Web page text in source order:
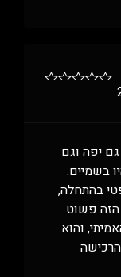
יפה וגם
בשמיים.
בהתחלה,
הזה פשוט
והוא